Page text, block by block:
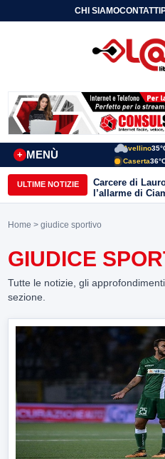
CHI SIAMOCONTATTI
MENÙ
+
Avellino
Caserta
ULTIME NOTIZIE
Carcere di
l’allarme di
Home > giudice sportivo
GIUDICE
Tutte le notizie, gli
sezione.